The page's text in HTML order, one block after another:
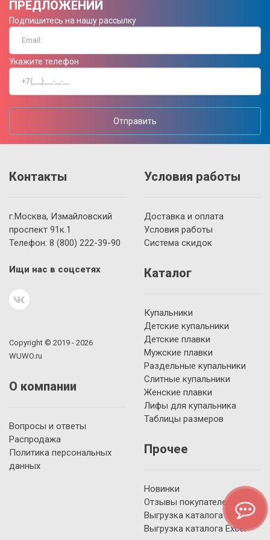
ПРЕДЛОЖЕНИЙ
Подпишитесь на нашу рассылку
Укажите телефон
Отправить
Контакты
г.Москва, Измайловский
проспект 91к.1
Телефон: 8 (800) 222-39-90
Ищи нас в соцсетях
Copyright © 2019 - 2026
WUWO.ru
О компании
Вопросы и ответы
Распродажа
Политика персональных
данных
Условия работы
Доставка и оплата
Условия работы
Система скидок
Каталог
Купальники
Детские купальники
Детские плавки
Мужские плавки
Раздельные купальники
Слитные купальники
Женские плавки
Лифы для купальника
Таблицы размеров
Прочее
Новинки
Отзывы покупателей
Выгрузка каталога YML
Выгрузка каталога Excel